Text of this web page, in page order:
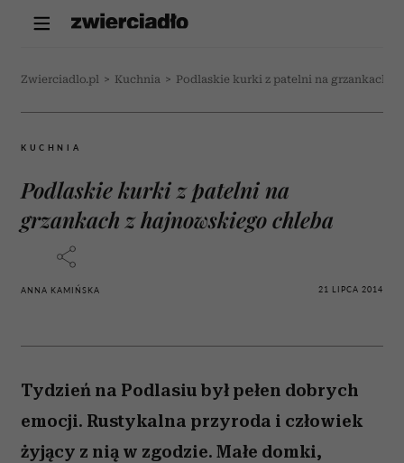
Zwierciadlo.pl > Kuchnia > Podlaskie kurki z patelni na grzankach z
KUCHNIA
Podlaskie kurki z patelni na
grzankach z hajnowskiego chleba
ANNA KAMIŃSKA 21 LIPCA 2014
Tydzień na Podlasiu był pełen dobrych
emocji. Rustykalna przyroda i człowiek
żyjący z nią w zgodzie. Małe domki,